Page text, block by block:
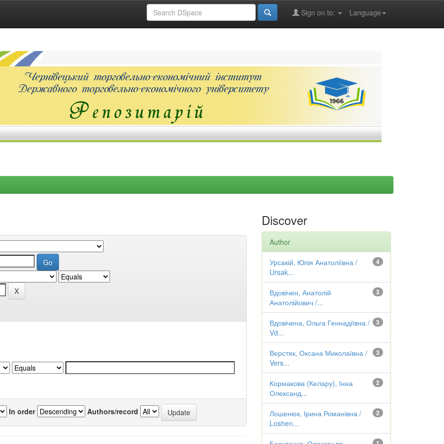
Language
Sign on to:
In order Authors/record
Discover
Author
4
Урсакій, Юлія Анатоліївна /
Ursak...
3
Вдовічен, Анатолій
Анатолійович /...
3
Вдовічена, Ольга Геннадіївна /
Vd...
3
Верстяк, Оксана Миколаївна /
Vers...
2
Кормакова (Келару), Інна
Олександ...
2
Лошенюк, Ірина Романівна /
Loshen...